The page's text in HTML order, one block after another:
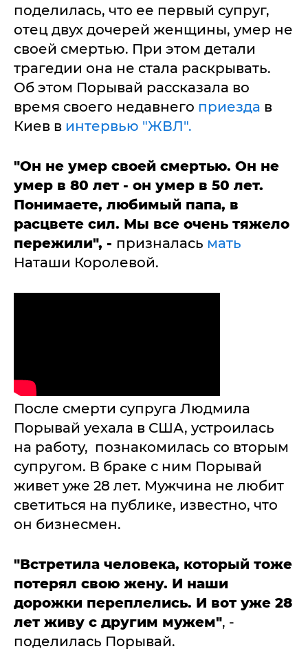
поделилась, что ее первый супруг,
отец двух дочерей женщины, умер не
своей смертью. При этом детали
трагедии она не стала раскрывать.
Об этом Порывай рассказала во
время своего недавнего приезда в
Киев в интервью "ЖВЛ".
"Он не умер своей смертью. Он не
умер в 80 лет - он умер в 50 лет.
Понимаете, любимый папа, в
расцвете сил. Мы все очень тяжело
пережили", - призналась мать
Наташи Королевой.
После смерти супруга Людмила
Порывай уехала в США, устроилась
на работу, познакомилась со вторым
супругом. В браке с ним Порывай
живет уже 28 лет. Мужчина не любит
светиться на публике, известно, что
он бизнесмен.
"Встретила человека, который тоже
потерял свою жену. И наши
дорожки переплелись. И вот уже 28
лет живу с другим мужем", -
поделилась Порывай.